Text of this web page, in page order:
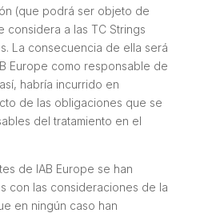
(que podrá ser objeto de
considera a las TC Strings
La consecuencia de ella será
Europe como responsable de
habría incurrido en
de las obligaciones que se
del tratamiento en el
de IAB Europe se han
con las consideraciones de la
en ningún caso han